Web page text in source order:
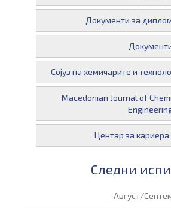
Документи за
Сојуз на хемичарите и
Macedonian Journal of
Центар за
Следни
Август/